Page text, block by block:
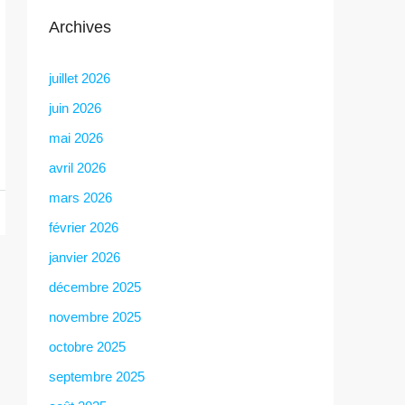
Archives
juillet 2026
juin 2026
mai 2026
avril 2026
mars 2026
février 2026
janvier 2026
décembre 2025
novembre 2025
octobre 2025
septembre 2025